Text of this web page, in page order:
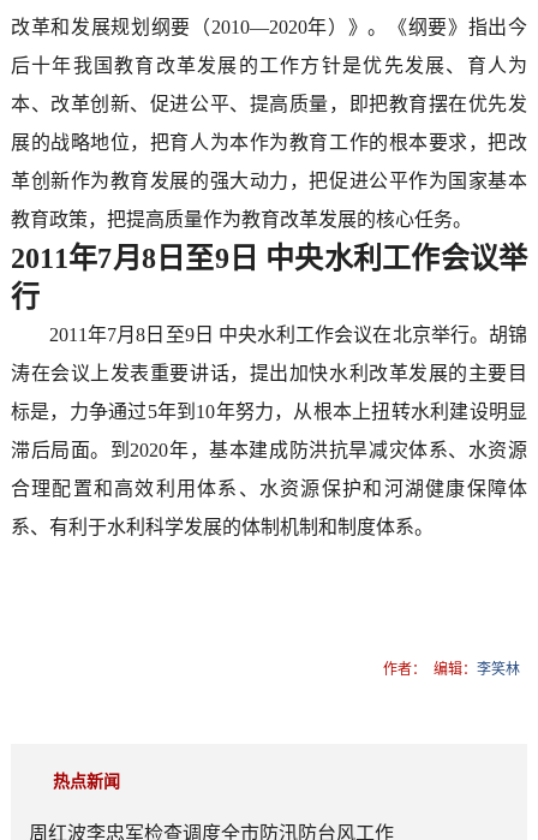
改革和发展规划纲要（2010—2020年）》。《纲要》指出今
后十年我国教育改革发展的工作方针是优先发展、育人为
本、改革创新、促进公平、提高质量，即把教育摆在优先发
展的战略地位，把育人为本作为教育工作的根本要求，把改
革创新作为教育发展的强大动力，把促进公平作为国家基本
教育政策，把提高质量作为教育改革发展的核心任务。
2011年7月8日至9日 中央水利工作会议举
行
2011年7月8日至9日 中央水利工作会议在北京举行。胡锦
涛在会议上发表重要讲话，提出加快水利改革发展的主要目
标是，力争通过5年到10年努力，从根本上扭转水利建设明显
滞后局面。到2020年，基本建成防洪抗旱减灾体系、水资源
合理配置和高效利用体系、水资源保护和河湖健康保障体
系、有利于水利科学发展的体制机制和制度体系。
作者： 编辑：李笑林
热点新闻
周红波李忠军检查调度全市防汛防台风工作